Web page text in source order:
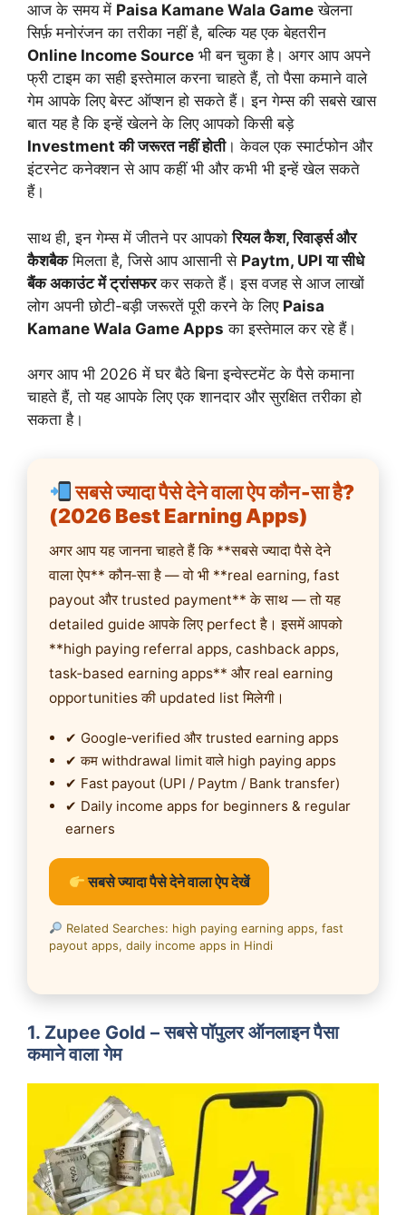
आज के समय में Paisa Kamane Wala Game खेलना
सिर्फ़ मनोरंजन का तरीका नहीं है, बल्कि यह एक बेहतरीन
Online Income Source भी बन चुका है। अगर आप अपने
फ्री टाइम का सही इस्तेमाल करना चाहते हैं, तो पैसा कमाने वाले
गेम आपके लिए बेस्ट ऑप्शन हो सकते हैं। इन गेम्स की सबसे खास
बात यह है कि इन्हें खेलने के लिए आपको किसी बड़े
Investment की जरूरत नहीं होती। केवल एक स्मार्टफोन और
इंटरनेट कनेक्शन से आप कहीं भी और कभी भी इन्हें खेल सकते
हैं।
साथ ही, इन गेम्स में जीतने पर आपकोरियल कैश, रिवार्ड्स और
कैशबैकमिलता है, जिसे आप आसानी से Paytm, UPI या सीधे
बैंक अकाउंट में ट्रांसफरकर सकते हैं। इस वजह से आज लाखों
लोग अपनी छोटी-बड़ी जरूरतें पूरी करने के लिए Paisa
Kamane Wala Game Apps का इस्तेमाल कर रहे हैं।
अगर आप भी 2026 में घर बैठे बिना इन्वेस्टमेंट के पैसे कमाना
चाहते हैं, तो यह आपके लिए एक शानदार और सुरक्षित तरीका हो
सकता है।
सबसे ज्यादा पैसे देने वाला ऐप कौन‑सा है?
(2026 Best Earning Apps)
अगर आप यह जानना चाहते हैं कि **सबसे ज्यादा पैसे देने
वाला ऐप** कौन‑सा है — वो भी **real earning, fast
payout और trusted payment** के साथ — तो यह
detailed guide आपके लिए perfect है। इसमें आपको
**high paying referral apps, cashback apps,
task‑based earning apps** और real earning
opportunities की updated list मिलेगी।
✔ Google‑verified और trusted earning apps
✔ कम withdrawal limit वाले high paying apps
✔ Fast payout (UPI / Paytm / Bank transfer)
✔ Daily income apps for beginners & regular
earners
सबसे ज्यादा पैसे देने वाला ऐप देखें
Related Searches: high paying earning apps, fast
payout apps, daily income apps in Hindi
1. Zupee Gold – सबसे पॉपुलर ऑनलाइन पैसा
कमाने वाला गेम